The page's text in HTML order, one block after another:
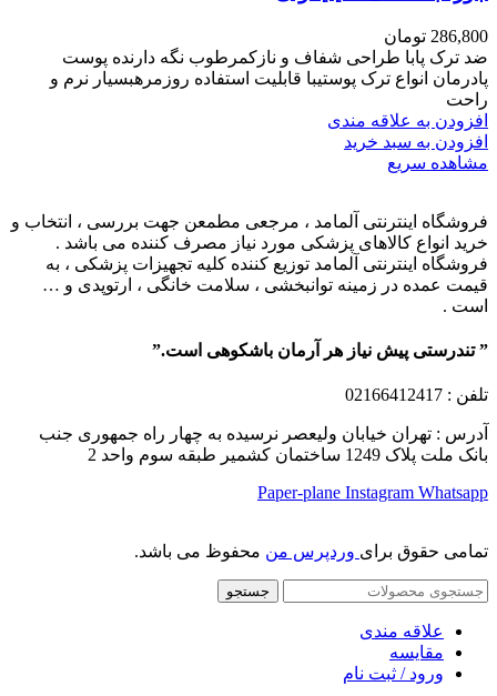
286,800 تومان
ضد ترک پابا طراحی شفاف و نازکمرطوب نگه دارنده پوست
پادرمان انواع ترک پوستیبا قابلیت استفاده روزمرهبسیار نرم و
راحت
افزودن به علاقه مندی
افزودن به سبد خرید
مشاهده سریع
فروشگاه اینترنتی آلمامد ، مرجعی مطمعن جهت بررسی ، انتخاب و
خرید انواع کالاهای پزشکی مورد نیاز مصرف کننده می باشد .
فروشگاه اینترنتی آلمامد توزیع کننده کلیه تجهیزات پزشکی ، به
قیمت عمده در زمینه توانبخشی ، سلامت خانگی ، ارتوپدی و …
است .
” تندرستی پیش نیاز هر آرمان باشکوهی است.”
تلفن : 02166412417
آدرس : تهران خیابان ولیعصر نرسیده به چهار راه جمهوری جنب
بانک ملت پلاک 1249 ساختمان کشمیر طبقه سوم واحد 2
Paper-plane Instagram Whatsapp
تمامی حقوق برای وردپرس من محفوظ می باشد.
جستجو
علاقه مندی
مقایسه
ورود / ثبت نام